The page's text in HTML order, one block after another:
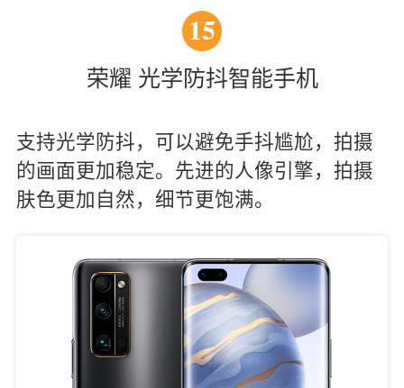
15
荣耀 光学防抖智能手机
支持光学防抖，可以避免手抖尴尬，拍摄
的画面更加稳定。先进的人像引擎，拍摄
肤色更加自然，细节更饱满。